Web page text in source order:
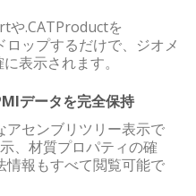
や.CATProductを
ップするだけで、ジオメ
表示されます。
データを完全保持
センブリツリー表示で
、材質プロパティの確
報もすべて閲覧可能で